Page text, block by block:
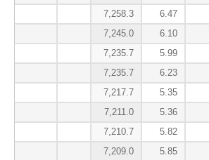
7,258.3
6.47
7,245.0
6.10
7,235.7
5.99
7,235.7
6.23
7,217.7
5.35
7,211.0
5.36
7,210.7
5.82
7,209.0
5.85